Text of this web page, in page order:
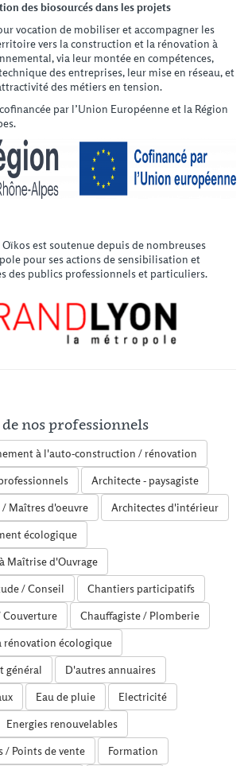
des biosourcés dans les projets
vocation de mobiliser et accompagner les
vers la construction et la rénovation à
via leur montée en compétences,
des entreprises, leur mise en réseau, et
des métiers en tension.
par l’Union Européenne et la Région
Oïkos est soutenue depuis de nombreuses
pour ses actions de sensibilisation et
des publics professionnels et particuliers.
nos professionnels
à l'auto-construction / rénovation
Architecte - paysagiste
Maîtres d'oeuvre
Architectes d'intérieur
écologique
Maîtrise d'Ouvrage
/ Conseil
Chantiers participatifs
Chauffagiste / Plomberie
rénovation écologique
général
D'autres annuaires
Eau de pluie
Electricité
Energies renouvelables
/ Points de vente
Formation